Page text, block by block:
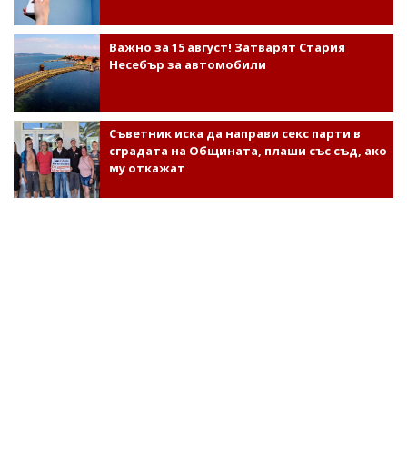
Важно за 15 август! Затварят Стария
Несебър за автомобили
Съветник иска да направи секс парти в
сградата на Общината, плаши със съд, ако
му откажат